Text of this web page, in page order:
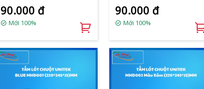
90.000 đ
Mới 100%
90.000 đ
Mới 100%